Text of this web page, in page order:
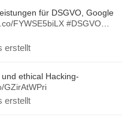
für DSGVO, Google
FYWSE5biLX #DSGVO
erstellt
ethical Hacking-
GZirAtWPri
erstellt